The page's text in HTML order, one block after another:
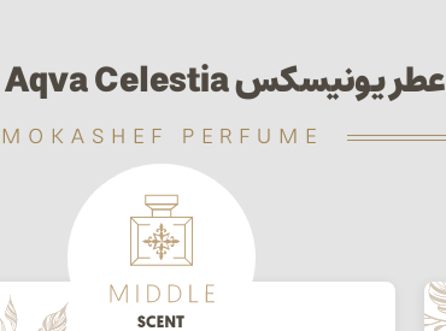
عطر یونیسکس Bvlgari Aqva Celestia
MOKASHEF PERFUME